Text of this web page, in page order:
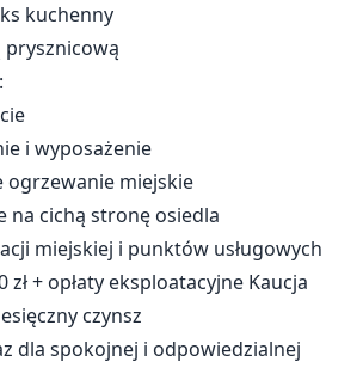
kuchenny
prysznicową
i wyposażenie
ogrzewanie miejskie
na cichą stronę osiedla
miejskiej i punktów usługowych
zł + opłaty eksploatacyjne Kaucja
czynsz
dla spokojnej i odpowiedzialnej